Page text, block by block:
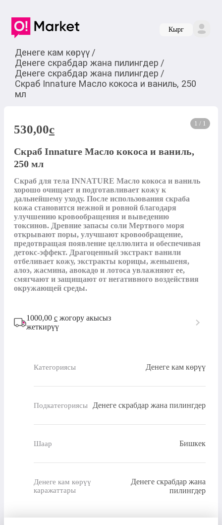
Кырг
Денеге кам көрүү /
Денеге скрабдар жана пилингдер /
Денеге скрабдар жана пилингдер /
Скраб Innature Масло кокоса и ваниль, 250
мл
1 / 1
530,00c
Скраб Innature Масло кокоса и ваниль,
250 мл
Скраб для тела INNATURE Масло кокоса и ваниль
хорошо очищает и подготавливает кожу к
дальнейшему уходу. После использования скраба
кожа становится нежной и ровной благодаря
улучшению кровообращения и выведению
токсинов. Древние запасы соли Мертвого моря
открывают поры, улучшают кровообращение,
предотвращая появление целлюлита и обеспечивая
детокс-эффект. Драгоценный экстракт ванили
отбеливает кожу, экстракты корицы, женьшеня,
алоэ, жасмина, авокадо и лотоса увлажняют ее,
смягчают и защищают от негативного воздействия
окружающей среды.
1000,00 с жогору акысыз
жеткирүү
Категориясы Денеге кам көрүү
Подкатегориясы Денеге скрабдар жана пилингдер
Шаар Бишкек
Денеге кам көрүү
каражаттары
Денеге скрабдар жана
пилингдер